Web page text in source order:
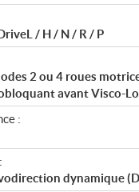
/ H / N / R / P
2 ou 4 roues
avant Visco-
:
dynamique